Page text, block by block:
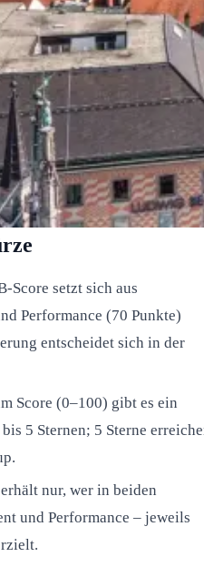
Score setzt sich aus
Performance (70 Punkte)
entscheidet sich in der
Score (0–100) gibt es ein
5 Sternen; 5 Sterne
nur, wer in beiden
und Performance – jeweils